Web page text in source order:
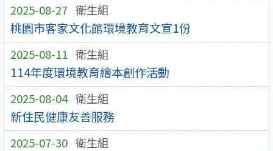
2025-08-27 衛生組
桃園市客家文化館環境教育文宣1份
2025-08-11 衛生組
114年度環境教育繪本創作活動
2025-08-04 衛生組
新住民健康友善服務
2025-07-30 衛生組